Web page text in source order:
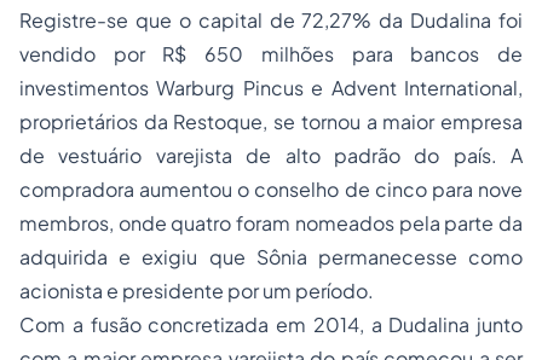
Registre-se que o capital de 72,27% da Dudalina foi
vendido por R$ 650 milhões para bancos de
investimentos Warburg Pincus e Advent International,
proprietários da Restoque, se tornou a maior empresa
de vestuário varejista de alto padrão do país. A
compradora aumentou o conselho de cinco para nove
membros, onde quatro foram nomeados pela parte da
adquirida e exigiu que Sônia permanecesse como
acionista e presidente por um período.
Com a fusão concretizada em 2014, a Dudalina junto